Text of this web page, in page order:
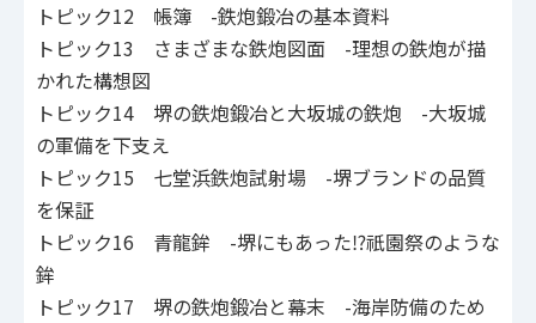
トピック12 帳簿 -鉄炮鍛冶の基本資料
トピック13 さまざまな鉄炮図面 -理想の鉄炮が描
かれた構想図
トピック14 堺の鉄炮鍛冶と大坂城の鉄炮 -大坂城
の軍備を下支え
トピック15 七堂浜鉄炮試射場 -堺ブランドの品質
を保証
トピック16 青龍鉾 -堺にもあった⁉祇園祭のような
鉾
トピック17 堺の鉄炮鍛冶と幕末 -海岸防備のため